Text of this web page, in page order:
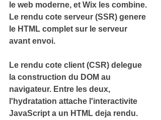
le web moderne, et Wix les combine.
Le rendu cote serveur (SSR) genere
le HTML complet sur le serveur
avant envoi.
Le rendu cote client (CSR) delegue
la construction du DOM au
navigateur. Entre les deux,
l'hydratation attache l'interactivite
JavaScript a un HTML deja rendu.